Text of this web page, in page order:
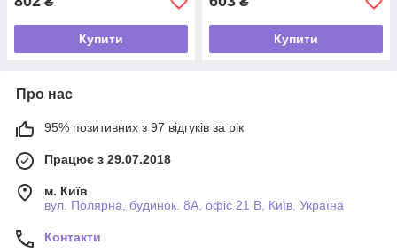
Купити Купити
Про нас
95% позитивних з 97 відгуків за рік
Працює з 29.07.2018
м. Київ
вул. Полярна, будинок. 8А, офіс 21 В, Київ, Україна
Контакти